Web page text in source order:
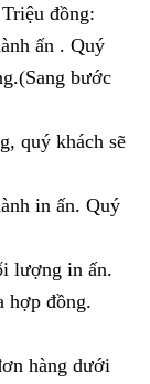
đồng:
ấn . Quý
bước
quý khách sẽ
in ấn. Quý
lượng in ấn.
hợp đồng.
hàng dưới